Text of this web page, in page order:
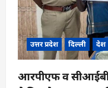
उत्तर प्रदेश दिल्ली देश
आरपीएफ व सीआईबी